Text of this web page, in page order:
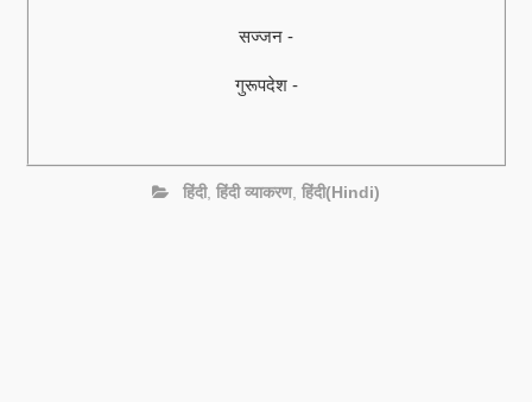
सज्जन -
गुरूपदेश -
हिंदी, हिंदी व्याकरण, हिंदी(Hindi)